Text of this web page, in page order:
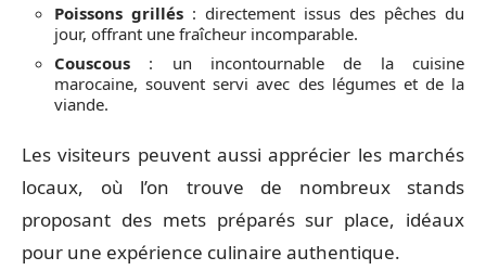
Poissons grillés : directement issus des pêches du
jour, offrant une fraîcheur incomparable.
Couscous : un incontournable de la cuisine
marocaine, souvent servi avec des légumes et de la
viande.
Les visiteurs peuvent aussi apprécier les marchés
locaux, où l’on trouve de nombreux stands
proposant des mets préparés sur place, idéaux
pour une expérience culinaire authentique.